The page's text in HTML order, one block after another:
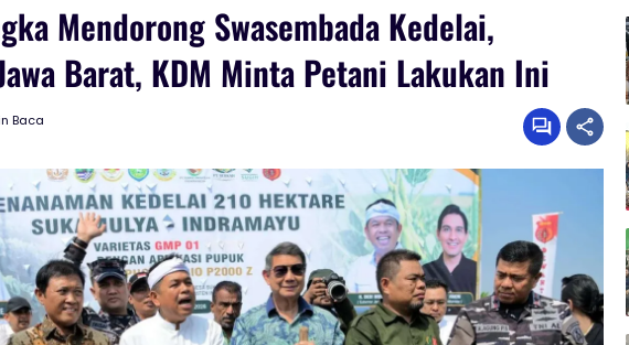
Mendorong Swasembada Kedelai,
Barat, KDM Minta Petani Lakukan Ini
Baca